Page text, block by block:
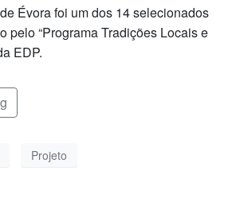
Évora foi um dos 14 selecionados
pelo “Programa Tradições Locais e
EDP.
Projeto